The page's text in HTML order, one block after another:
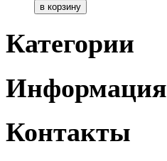
Категории
Информация
Контакты